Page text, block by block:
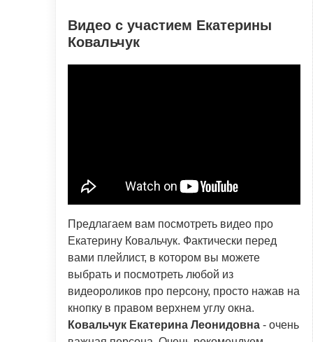
Видео с участием Екатерины
Ковальчук
Предлагаем вам посмотреть видео про
Екатерину Ковальчук. Фактически перед
вами плейлист, в котором вы можете
выбрать и посмотреть любой из
видеороликов про персону, просто нажав на
кнопку в правом верхнем углу окна.
Ковальчук Екатерина Леонидовна - очень